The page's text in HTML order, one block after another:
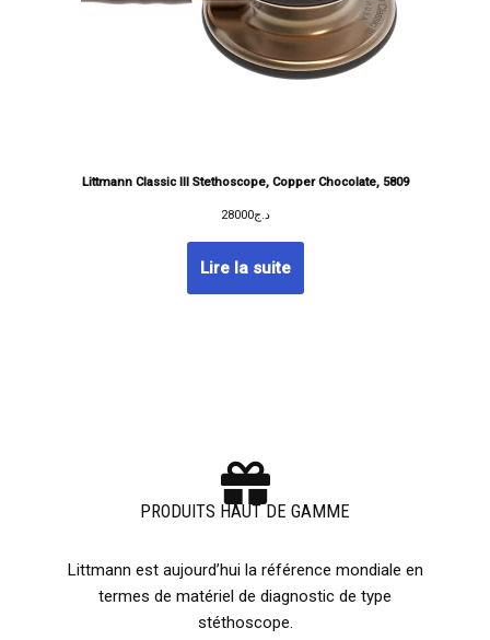
Littmann Classic III Stethoscope, Copper Chocolate, 5809
د.ج28000
Lire la suite
PRODUITS HAUT DE GAMME
Littmann est aujourd’hui la référence mondiale en
termes de matériel de diagnostic de type
stéthoscope.